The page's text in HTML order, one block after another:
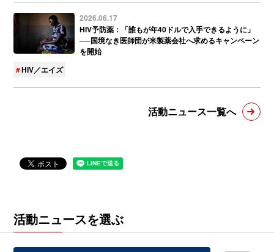
2026.06.17
HIV予防薬：「誰もが年40ドルで入手できるように」
──国境なき医師団が米製薬会社へ求めるキャンペーン
を開始
HIV／エイズ
活動ニュース一覧へ
活動ニュースを選ぶ